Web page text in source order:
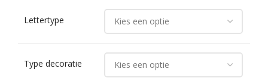
Lettertype
Type decoratie